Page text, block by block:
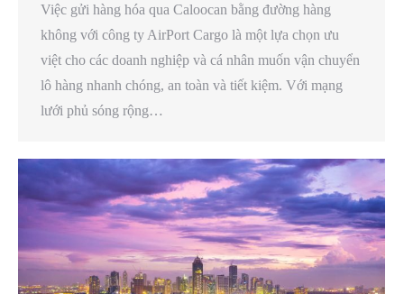
Việc gửi hàng hóa qua Caloocan bằng đường hàng
không với công ty AirPort Cargo là một lựa chọn ưu
việt cho các doanh nghiệp và cá nhân muốn vận chuyển
lô hàng nhanh chóng, an toàn và tiết kiệm. Với mạng
lưới phủ sóng rộng…